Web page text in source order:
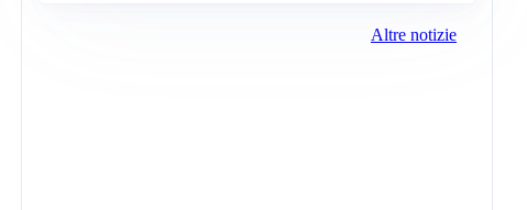
Altre notizie